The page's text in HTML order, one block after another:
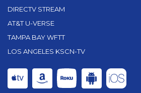
DIRECTV STREAM
AT&T U-VERSE
TAMPA BAY WFTT
LOS ANGELES KSCN-TV